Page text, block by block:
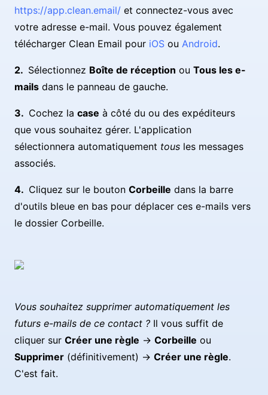
https://app.clean.email/ et connectez-vous avec
votre adresse e-mail. Vous pouvez également
télécharger Clean Email pour iOS ou Android.
Sélectionnez Boîte de réception ou Tous les e-
mails dans le panneau de gauche.
Cochez la case à côté du ou des expéditeurs
que vous souhaitez gérer. L'application
sélectionnera automatiquement tous les messages
associés.
Cliquez sur le bouton Corbeille dans la barre
d'outils bleue en bas pour déplacer ces e-mails vers
le dossier Corbeille.
Vous souhaitez supprimer automatiquement les
futurs e-mails de ce contact ? Il vous suffit de
cliquer sur Créer une règle → Corbeille ou
Supprimer (définitivement) → Créer une règle.
C'est fait.